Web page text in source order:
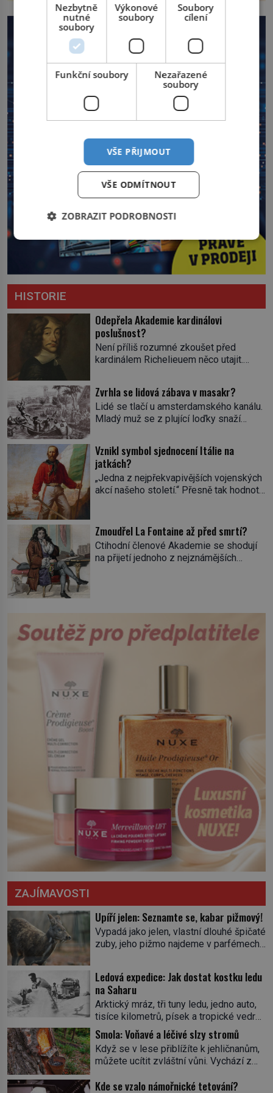
HISTORIE
Odepřela Akademie kardinálovi
poslušnost?
Není příliš rozumné zkoušet před
kardinálem Richelieuem něco utajit.
rázně zatočit. Od roku 1629 se
setkávají v pařížském domě
spisovatele Valentina Conrarta (1603–
Nikomu se tím ale příliš nechlubí. Někdo
by jejich spolek klidně mohl považovat
za nelegální. […]
Zvrhla se lidová zábava v masakr?
Lidé se tlačí u amsterdamského kanálu.
Mladý muž se z plující loďky snaží
vody. Diváci křičí a smějí se. Nevinná
pouliční zábava, dalo by se říct. V
nizozemských městech má svou tradici,
hlavně v lidových čtvrtích. Aspoň na
Vznikl symbol sjednocení Itálie na
jatkách?
„Jedna z nejpřekvapivějších vojenských
akcí našeho století.“ Přesně tak hodnotí
Na jeho počátku přitom stála zhruba
tisícovka Červených košil, které vedl do
boje slavný italský revolucionář
Giuseppe Garibaldi. Pro své
Zmoudřel La Fontaine až před smrtí?
Ctihodní členové Akademie se shodují
na přijetí jednoho z nejznámějších
nemůže rozhodnout, co v životě vlastně
bude dělat. Převezme práci lesního
ZAJÍMAVOSTI
Upíří jelen: Seznamte se, kabar pižmový!
Vypadá jako jelen, vlastní dlouhé špičaté
zuby, jeho pižmo najdeme v parfémech
jediného zástupce zvířecí říše – kabara
pižmového. V Evropě ho jako první
popíše švédský botanik Carl Linné
(1707–1778), jenže v Asii o něm ví už
celá staletí. Zvíře připomíná jelena,
v kohoutku dosahuje […]
Ledová expedice: Jak dostat kostku ledu
na Saharu
Arktický mráz, tři tuny ledu, jedno auto,
tisíce kilometrů, písek a tropické vedro.
To je ve zkratce zdánlivě nesplnitelná
výzva, která se promění v úžasné
dobrodružství a důkaz, že nic není
nemožné. Vše začíná na podzim 1958
neobvyklou výzvou. Tomu, kdo dokáže
Smola: Voňavé a léčivé slzy stromů
Když se v lese přiblížíte k jehličnanům,
můžete ucítit zvláštní vůni. Vychází z
poraněného kmene. Kdysi lidé věřili, že
Kde se vzalo námořnické tetování?
Nezbytně
nutné
soubory
Výkonové
soubory
Soubory
cílení
Funkční soubory
Nezařazené
soubory
VŠE PŘIJMOUT
VŠE ODMÍTNOUT
ZOBRAZIT PODROBNOSTI